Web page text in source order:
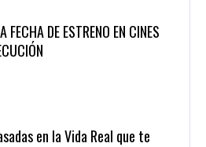
DE ESTRENO EN CINES
en la Vida Real que te